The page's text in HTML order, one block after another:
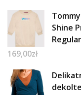
Shine
169,00zł